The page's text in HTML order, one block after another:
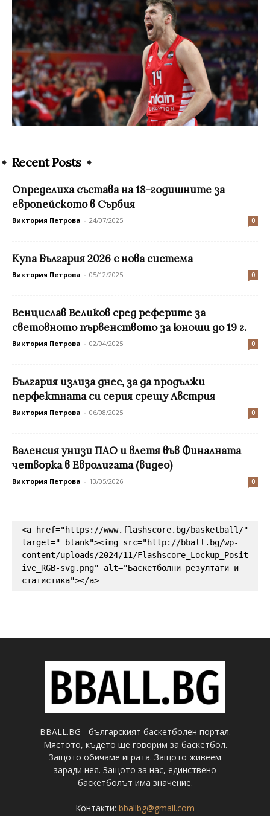
Recent Posts
Определиха състава на 18-годишните за
европейското в Сърбия
Виктория Петрова - 24/07/2025 0
Купа България 2026 с нова система
Виктория Петрова - 05/12/2025 0
Венцислав Великов сред реферите за
световното първенството за юноши до 19 г.
Виктория Петрова - 02/04/2025 0
България излиза днес, за да продължи
перфектната си серия срещу Австрия
Виктория Петрова - 06/08/2025 0
Валенсия унизи ПАО и влетя във Финалната
четворка в Евролигата (видео)
Виктория Петрова - 13/05/2026 0
<a href="https://www.flashscore.bg/basketball/"
target="_blank"><img src="http://bball.bg/wp-
content/uploads/2024/11/Flashscore_Lockup_Posit
ive_RGB-svg.png" alt="Баскетболни резултати и
статистика"></a>
BBALL.BG - българският баскетболен портал.
Мястото, където ще говорим за баскетбол.
Защото обичаме играта. Защото живеем
заради нея. Защото за нас, единствено
баскетболът има значение.
Контакти: bballbg@gmail.com